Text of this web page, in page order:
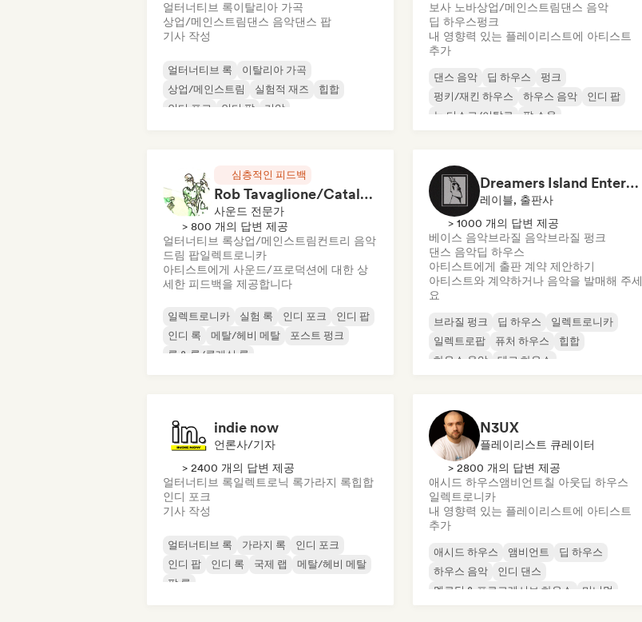
얼터너티브 록이탈리아 가곡
상업/메인스트림댄스 음악댄스 팝
기사 작성
얼터너티브 록
이탈리아 가곡
상업/메인스트림
실험적 재즈
힙합
인디 포크
인디 팝 기악
보사 노바상업/메인스트림댄스 음악
딥 하우스펑크
내 영향력 있는 플레이리스트에 아티스트
추가
댄스 음악 딥 하우스
펑크
펑키/재킨 하우스
하우스 음악
인디 팝
뉴 디스코/이탈로
팝 소울
심층적인 피드백
Rob Tavaglione/Catalyst Recording
사운드 전문가
> 800 개의 답변 제공
얼터너티브 록상업/메인스트림컨트리 음악
드림 팝일렉트로니카
아티스트에게 사운드/프로덕션에 대한 상
세한 피드백을 제공합니다
일렉트로니카 실험 록 인디 포크
인디 팝
인디 록
메탈/헤비 메탈
포스트 펑크
록 & 롤/클래식 록
Dreamers Island Entertainment
레이블, 출판사
> 1000 개의 답변 제공
베이스 음악브라질 음악브라질 펑크
댄스 음악딥 하우스
아티스트에게 출판 계약 제안하기
아티스트와 계약하거나 음악을 발매해 주세
요
브라질 펑크 딥 하우스
일렉트로니카
일렉트로팝
퓨처 하우스
힙합
하우스 음악
테크 하우스
indie now
언론사/기자
> 2400 개의 답변 제공
얼터너티브 록일렉트로닉 록가라지 록힙합
인디 포크
기사 작성
얼터너티브 록 가라지 록
인디 포크
인디 팝
인디 록 국제 랩
메탈/헤비 메탈
팝 록
N3UX
플레이리스트 큐레이터
> 2800 개의 답변 제공
애시드 하우스앰비언트칠 아웃딥 하우스
일렉트로니카
내 영향력 있는 플레이리스트에 아티스트
추가
애시드 하우스 앰비언트
딥 하우스
하우스 음악
인디 댄스
멜로딕 & 프로그레시브 하우스
미니멀